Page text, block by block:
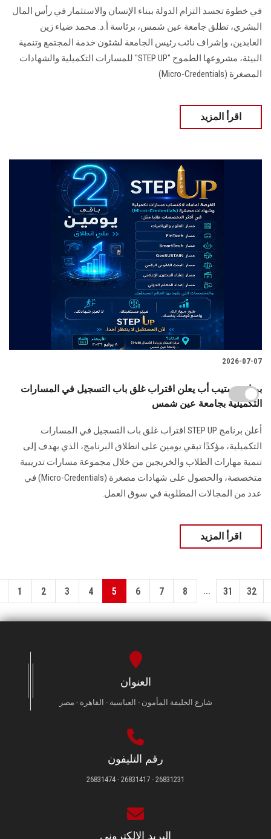
في خطوة تجسد التزام الدولة ببناء الإنسان والاستثمار في رأس المال
البشري، تطلق جامعة عين شمس، برئاسة أ.د. محمد ضياء زين
العابدين، وإشراف نائب رئيس الجامعة لشئون خدمة المجتمع وتنمية
البيئة، مشروعها الطموح "STEP UP" للمسارات التكميلية والشهادات
المصغرة (Micro-Credentials)
اقرأ المزيد
2026-07-07
برنامج ستيب أب يعلن اقتراب غلق باب التسجيل في المسارات
التكميلية بجامعة عين شمس
أعلن برنامج STEP UP اقتراب غلق باب التسجيل في المسارات
التكميلية، مؤكدًا تبقي يومين على انطلاق البرنامج، الذي يهدف إلى
تنمية مهارات الطلاب والخريجين من خلال مجموعة مسارات تدريبية
متخصصة، والحصول على شهادات مصغرة (Micro-Credentials) في
عدد من المجالات المطلوبة في سوق العمل.
اقرأ المزيد
1 2 3 4 5 6 7 8 ... 31 32
العنوان
شارع الخليفة المأمون - العباسية - القاهرة - مصر
رقم التليفون
26831231 - 26831417 - 26831474
البريد الإلكتروني